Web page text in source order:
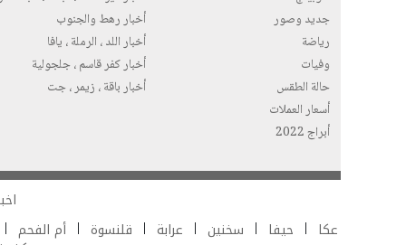
جديد وصور
رياضة
وفيات
حالة الطقس
أسعار العملات
أبراج 2022
أخبار رهط والجنوب
أخبار اللد ، الرملة ، يافا
أخبار كفر قاسم ، جلجولية
أخبار باقة ، زيمر ، جت
عكا
حيفا سخنين عرابة قلنسوة أم الفحم